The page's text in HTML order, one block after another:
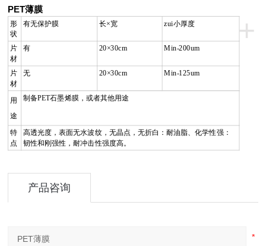
PET薄膜
+
形
状
有无保护膜 长×宽 zui小厚度
片
材
有 20×30cm Min-200um
片
材
无 20×30cm Min-125um
用
途
制备PET石墨烯膜，或者其他用途
特
点
高透光度，表面无水波纹，无晶点，无折白：耐油脂、化学性强：
韧性和刚强性，耐冲击性强度高。
产品咨询